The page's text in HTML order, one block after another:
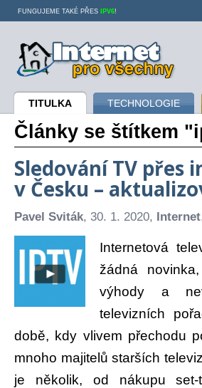
Internet pro všechny
TITULKA TECHNOLOGIE
FUNGUJEME TAKÉ PŘES IPV6!
Články se štítkem
Sledování TV přes
v Česku –
Pavel Sviták, 30. 1. 2020, Internet
Internetová
žádná
výhody a
televizních
době, kdy vlivem přechodu
mnoho majitelů starších
je několik, od nákupu set-